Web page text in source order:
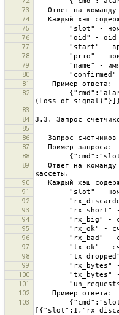
73
74
75
76
77
78
79
80
81
82
83
84
85
86
87
88
89
90
91
92
93
94
95
96
97
98
99
100
101
102
103